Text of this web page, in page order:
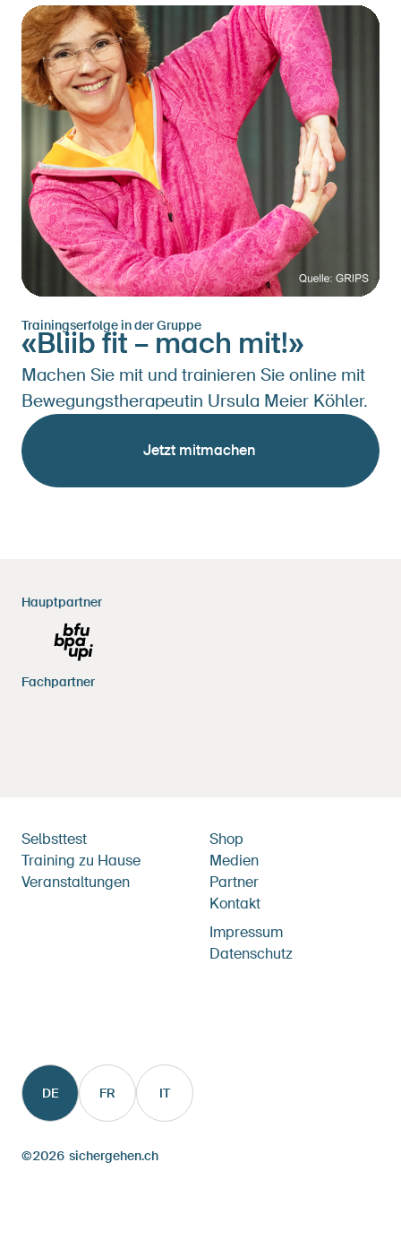
Trainingserfolge in der Gruppe
«Bliib fit – mach mit!»
Machen Sie mit und trainieren Sie online mit
Bewegungstherapeutin Ursula Meier Köhler.
Jetzt mitmachen
Hauptpartner
Fachpartner
Hauptnavigation
Selbsttest
Training zu Hause
Veranstaltungen
Metanavigation
Shop
Medien
Partner
Kontakt
Footernavigation
Impressum
Datenschutz
DE FR IT
©2026 sichergehen.ch